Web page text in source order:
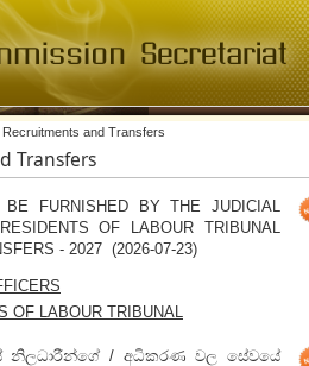
Recruitments and Transfers
Transfers
BE FURNISHED BY THE JUDICIAL
OF LABOUR TRIBUNAL
- 2027 (2026-07-23)
OF LABOUR TRIBUNAL
නිලධාරීන්ගේ / අධිකරණ වල සේවයේ